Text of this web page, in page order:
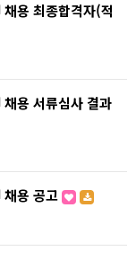
용 최종합격자(적
용 서류심사 결과
채용 공고